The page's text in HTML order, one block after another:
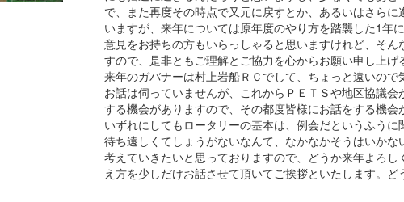
で、また再度その時点で又元に戻すとか、あるいはさら
いますが、来年については原年度のやり方を踏襲した1年
意見をお持ちの方もいらっしゃると思いますけれど、そ
すので、是非ともご理解とご協力を心からお願い申し上
来年のガバナーは村上岩船ＲＣでして、ちょっと遠いの
お話は伺っていませんが、これからＰＥＴＳや地区協議
する機会がありますので、その都度皆様にお話をする機
いずれにしてもロータリーの基本は、例会だというふう
待ち遠しくてしょうがないなんて、なかなかそうはいか
考えていきたいと思っておりますので、どうか来年よろ
え方を少しだけお話させて頂いてご挨拶といたします。